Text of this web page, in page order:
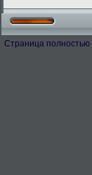
Страница полностью